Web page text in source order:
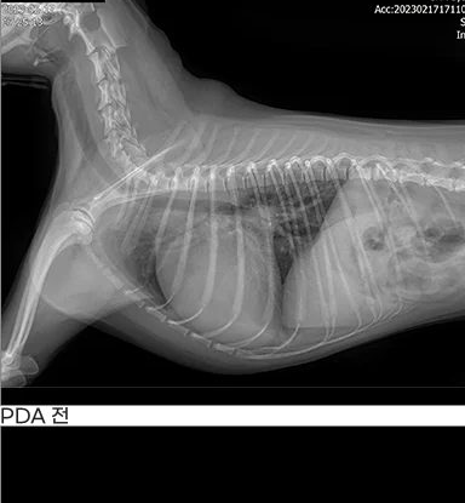
PDA 전